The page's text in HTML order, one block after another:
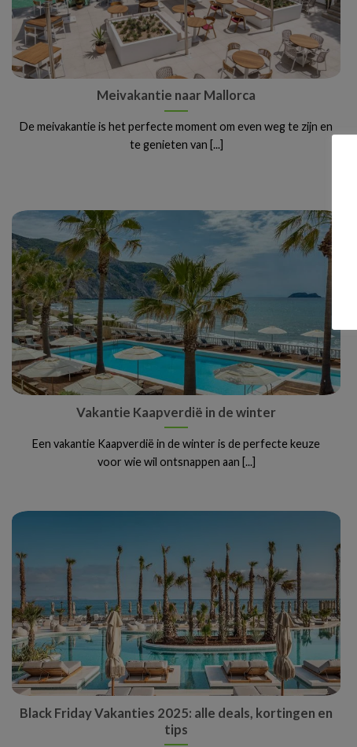
Meivakantie naar Mallorca
De meivakantie is het perfecte moment om even weg te zijn en
te genieten van [...]
Vakantie Kaapverdië in de winter
Een vakantie Kaapverdië in de winter is de perfecte keuze
voor wie wil ontsnappen aan [...]
Black Friday Vakanties 2025: alle deals, kortingen en
tips